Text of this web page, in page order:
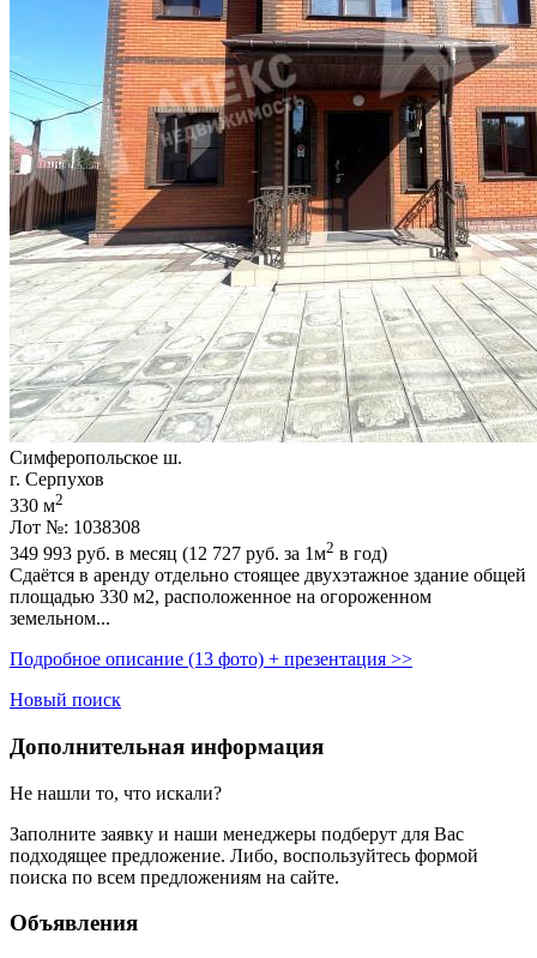
Симферопольское ш.
г. Серпухов
330 м2
Лот №: 1038308
349 993 руб. в месяц (12 727 руб. за 1м2 в год)
Сдаётся в аренду отдельно стоящее двухэтажное здание общей
площадью 330 м2,­ расположенное на огороженном
земельном...
Подробное описание (13 фото) + презентация >>
Новый поиск
Дополнительная информация
Не нашли то, что искали?
Заполните заявку и наши менеджеры подберут для Вас
подходящее предложение. Либо, воспользуйтесь формой
поиска по всем предложениям на сайте.
Объявления